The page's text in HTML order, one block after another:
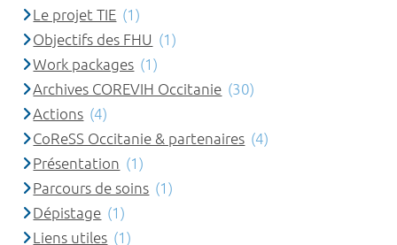
Le projet TIE (1)
Objectifs des FHU (1)
Work packages (1)
Archives COREVIH Occitanie (30)
Actions (4)
CoReSS Occitanie & partenaires (4)
Présentation (1)
Parcours de soins (1)
Dépistage (1)
Liens utiles (1)